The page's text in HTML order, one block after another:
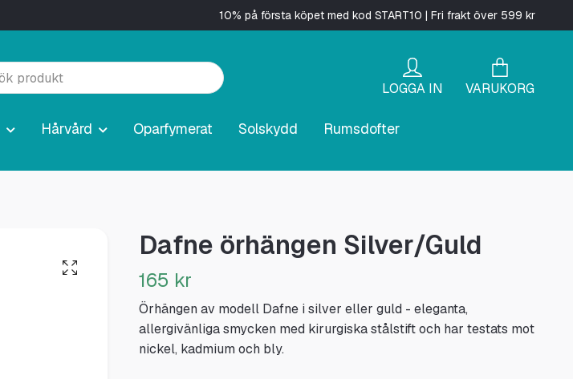
10% på första köpet med kod START10 | Fri frakt över 599 kr
LOGGA IN VARUKORG
Hårvård Oparfymerat Solskydd
Rumsdofter
Dafne örhängen Silver/Guld
165 kr
Örhängen av modell Dafne i silver eller guld - eleganta,
allergivänliga smycken med kirurgiska stålstift och har testats mot
nickel, kadmium och bly.